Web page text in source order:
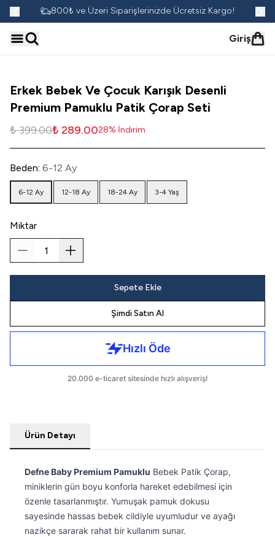
800₺ ve Üzeri Siparişlerinizde Ücretsiz Kargo!
Giriş
Erkek Bebek Ve Çocuk Karışık Desenli
Premium Pamuklu Patik Çorap Seti
₺ 399.00₺ 289.0028% İndirim
Beden: 6-12 Ay
6-12 Ay 12-18 Ay 18-24 Ay 3-4 Yaş
Miktar
Sepete Ekle
Şimdi Satın Al
Ürün Detayı
Defne Baby Premium Pamuklu Bebek Patik Çorap,
miniklerin gün boyu konforla hareket edebilmesi için
özenle tasarlanmıştır. Yumuşak pamuk dokusu
sayesinde hassas bebek cildiyle uyumludur ve ayağı
nazikçe sararak rahat bir kullanım sunar.